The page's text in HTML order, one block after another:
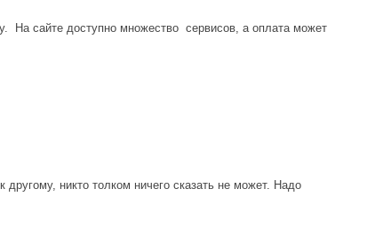
На сайте доступно множество сервисов, а оплата может
никто толком ничего сказать не может. Надо